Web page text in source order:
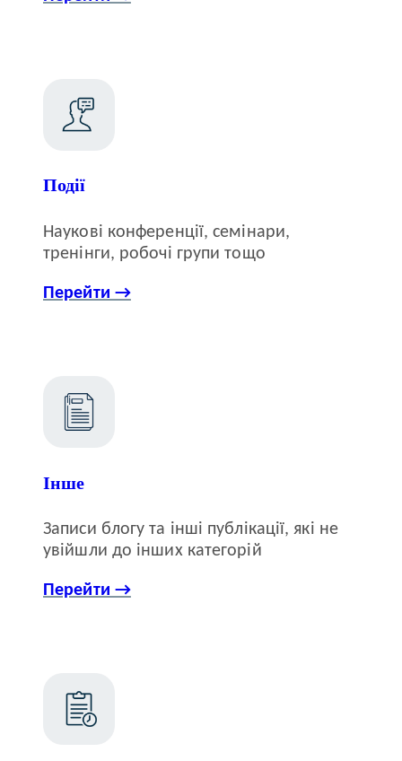
Події
Наукові конференції, семінари,
тренінги, робочі групи тощо
Перейти →
Інше
Записи блогу та інші публікації, які не
увійшли до інших категорій
Перейти →